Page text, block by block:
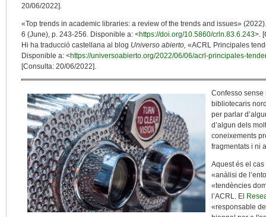
20/06/2022].
«Top trends in academic libraries: a review of the trends and issues»
6 (June), p. 243-256. Disponible a: <https://doi.org/10.5860/crln.83.6.243>.
Hi ha traducció castellana al blog Universo abierto, «ACRL Principales
Disponible a: <https://universoabierto.org/2022/06/06/acrl-principales-
[Consulta: 20/06/2022].
Confesso sense
bibliotecaris
per parlar
d’algun dels
coneixements
fragmentats i ni
Aquest és el cas
«anàlisi de
«tendències
l’ACRL. El
«responsable